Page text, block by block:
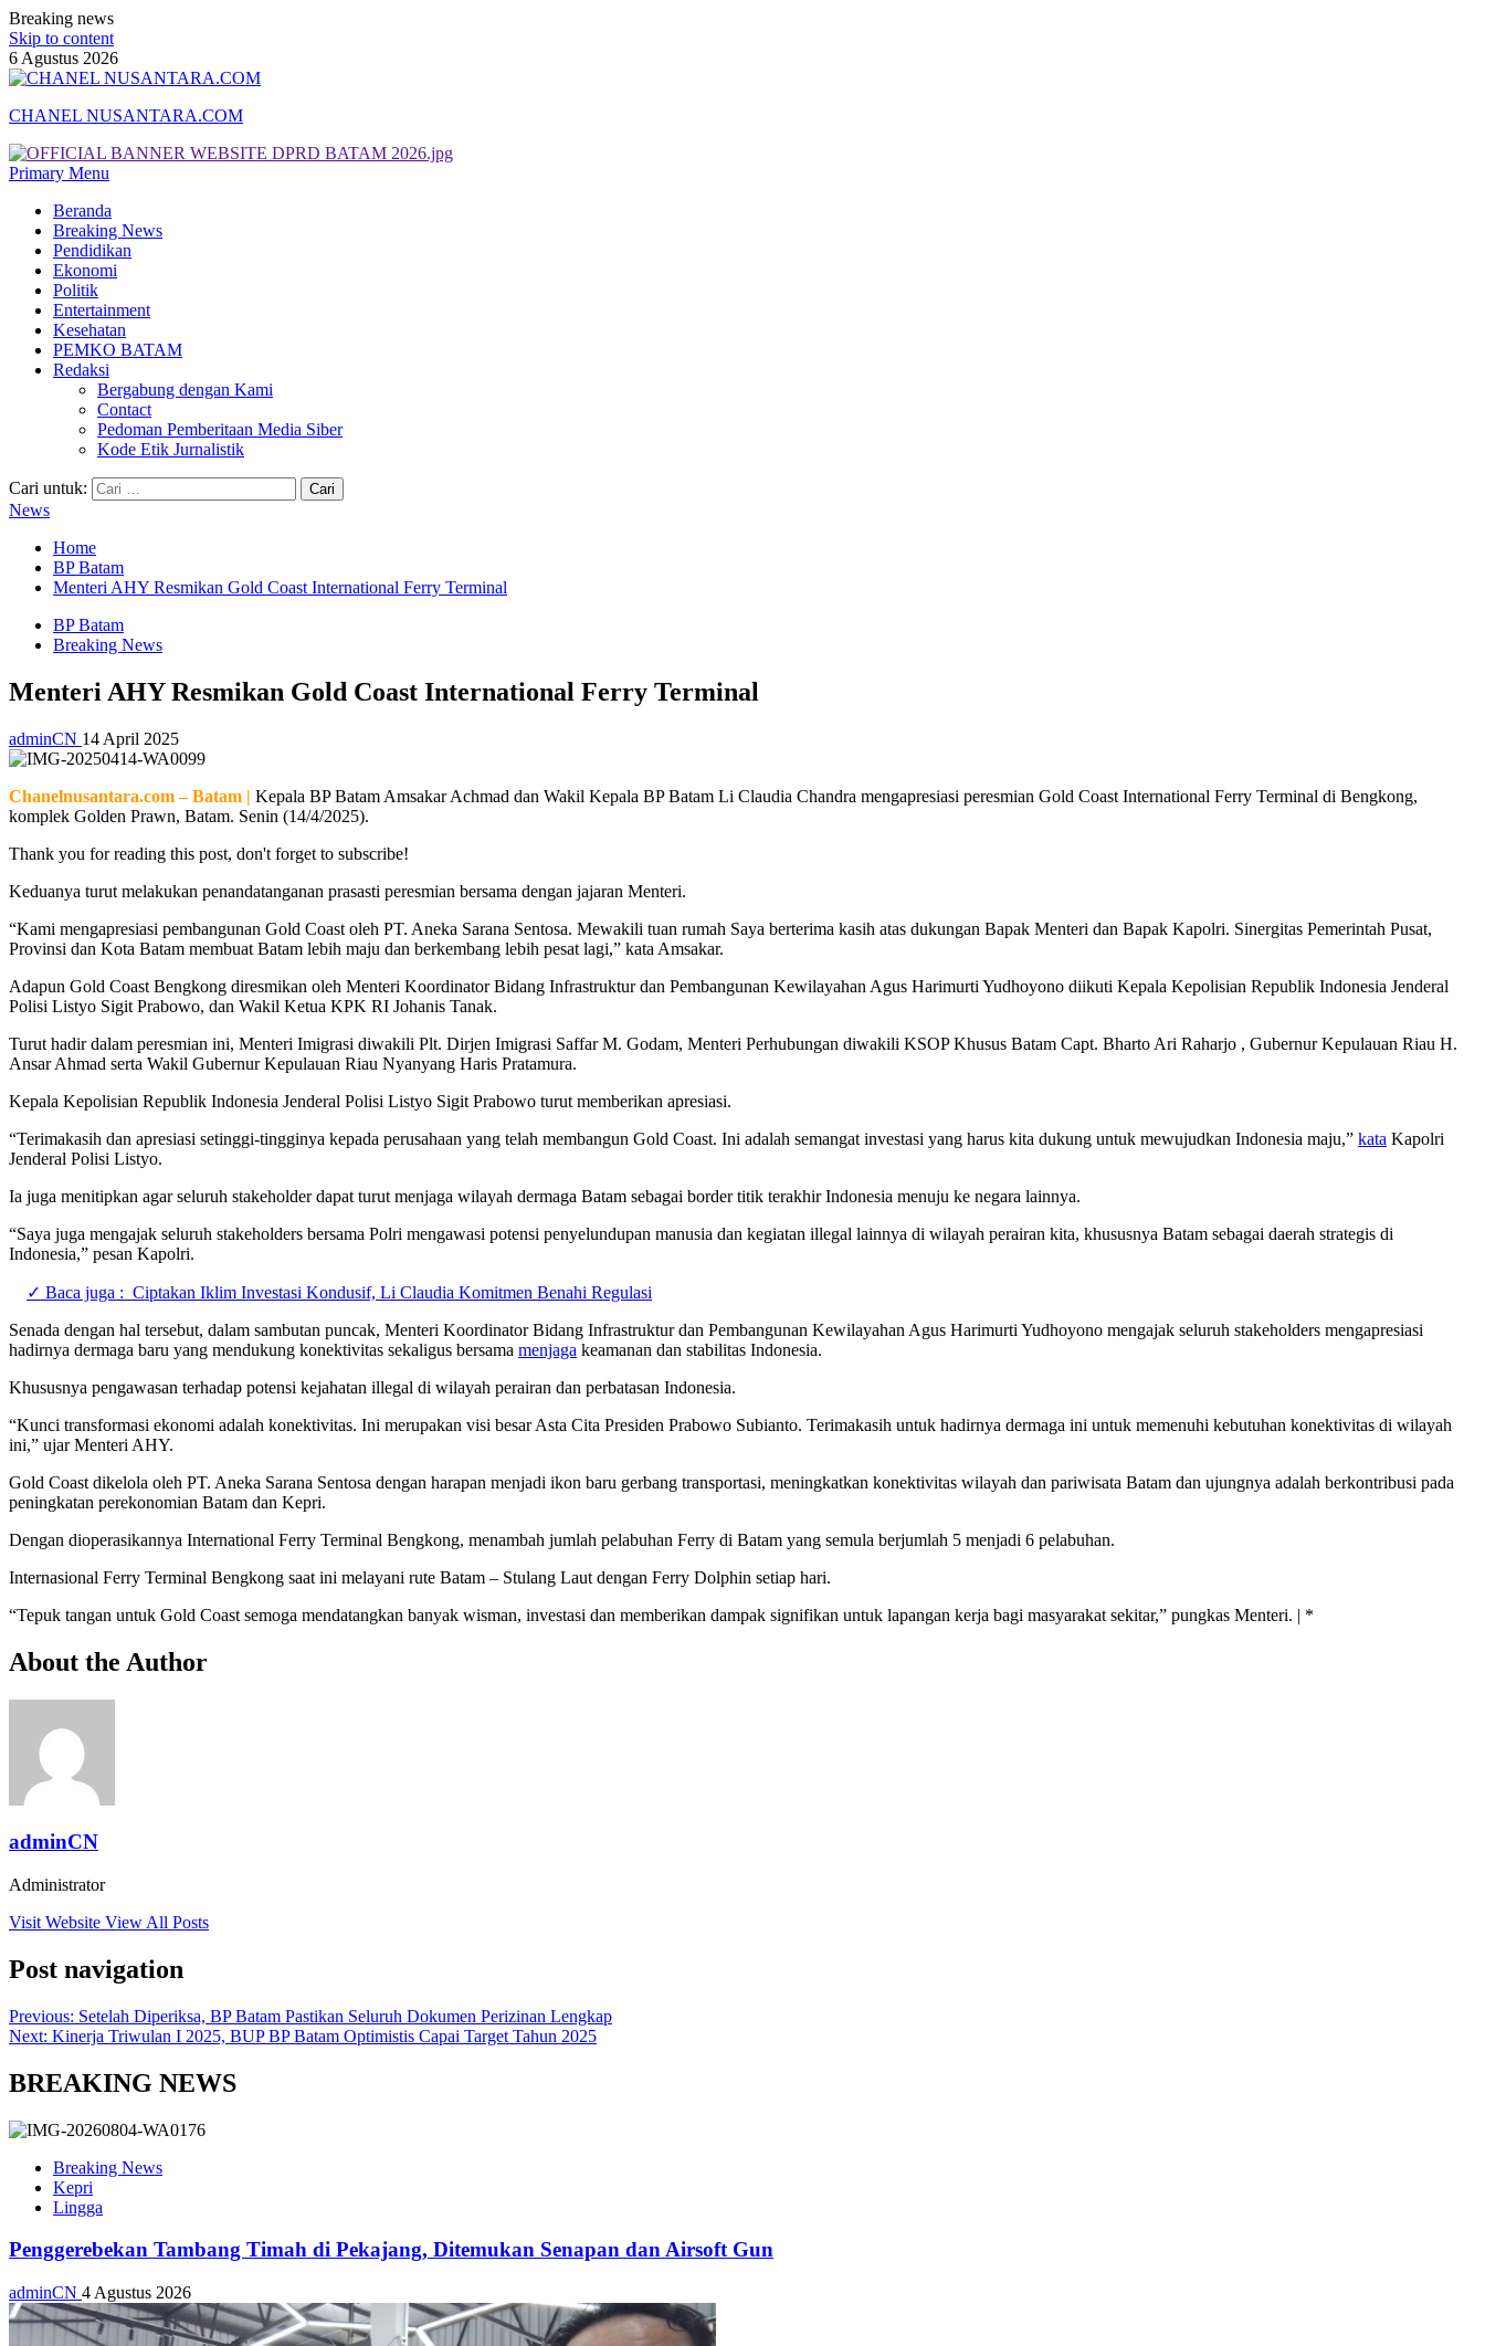
Breaking news
Skip to content
6 Agustus 2026
CHANEL NUSANTARA.COM
Primary Menu
Beranda
Breaking News
Pendidikan
Ekonomi
Politik
Entertainment
Kesehatan
PEMKO BATAM
Redaksi
Bergabung dengan Kami
Contact
Pedoman Pemberitaan Media Siber
Kode Etik Jurnalistik
Cari untuk:
News
Home
BP Batam
Menteri AHY Resmikan Gold Coast International Ferry Terminal
BP Batam
Breaking News
Menteri AHY Resmikan Gold Coast International Ferry Terminal
adminCN 14 April 2025
Chanelnusantara.com – Batam | Kepala BP Batam Amsakar Achmad dan Wakil Kepala BP Batam Li Claudia Chandra mengapresiasi peresmian Gold Coast International Ferry Terminal di Bengkong,
komplek Golden Prawn, Batam. Senin (14/4/2025).
Thank you for reading this post, don't forget to subscribe!
Keduanya turut melakukan penandatanganan prasasti peresmian bersama dengan jajaran Menteri.
“Kami mengapresiasi pembangunan Gold Coast oleh PT. Aneka Sarana Sentosa. Mewakili tuan rumah Saya berterima kasih atas dukungan Bapak Menteri dan Bapak Kapolri. Sinergitas Pemerintah Pusat,
Provinsi dan Kota Batam membuat Batam lebih maju dan berkembang lebih pesat lagi,” kata Amsakar.
Adapun Gold Coast Bengkong diresmikan oleh Menteri Koordinator Bidang Infrastruktur dan Pembangunan Kewilayahan Agus Harimurti Yudhoyono diikuti Kepala Kepolisian Republik Indonesia Jenderal
Polisi Listyo Sigit Prabowo, dan Wakil Ketua KPK RI Johanis Tanak.
Turut hadir dalam peresmian ini, Menteri Imigrasi diwakili Plt. Dirjen Imigrasi Saffar M. Godam, Menteri Perhubungan diwakili KSOP Khusus Batam Capt. Bharto Ari Raharjo , Gubernur Kepulauan Riau H.
Ansar Ahmad serta Wakil Gubernur Kepulauan Riau Nyanyang Haris Pratamura.
Kepala Kepolisian Republik Indonesia Jenderal Polisi Listyo Sigit Prabowo turut memberikan apresiasi.
“Terimakasih dan apresiasi setinggi-tingginya kepada perusahaan yang telah membangun Gold Coast. Ini adalah semangat investasi yang harus kita dukung untuk mewujudkan Indonesia maju,” kata Kapolri
Jenderal Polisi Listyo.
Ia juga menitipkan agar seluruh stakeholder dapat turut menjaga wilayah dermaga Batam sebagai border titik terakhir Indonesia menuju ke negara lainnya.
“Saya juga mengajak seluruh stakeholders bersama Polri mengawasi potensi penyelundupan manusia dan kegiatan illegal lainnya di wilayah perairan kita, khususnya Batam sebagai daerah strategis di
Indonesia,” pesan Kapolri.
✓ Baca juga : Ciptakan Iklim Investasi Kondusif, Li Claudia Komitmen Benahi Regulasi
Senada dengan hal tersebut, dalam sambutan puncak, Menteri Koordinator Bidang Infrastruktur dan Pembangunan Kewilayahan Agus Harimurti Yudhoyono mengajak seluruh stakeholders mengapresiasi
hadirnya dermaga baru yang mendukung konektivitas sekaligus bersama menjaga keamanan dan stabilitas Indonesia.
Khususnya pengawasan terhadap potensi kejahatan illegal di wilayah perairan dan perbatasan Indonesia.
“Kunci transformasi ekonomi adalah konektivitas. Ini merupakan visi besar Asta Cita Presiden Prabowo Subianto. Terimakasih untuk hadirnya dermaga ini untuk memenuhi kebutuhan konektivitas di wilayah
ini,” ujar Menteri AHY.
Gold Coast dikelola oleh PT. Aneka Sarana Sentosa dengan harapan menjadi ikon baru gerbang transportasi, meningkatkan konektivitas wilayah dan pariwisata Batam dan ujungnya adalah berkontribusi pada
peningkatan perekonomian Batam dan Kepri.
Dengan dioperasikannya International Ferry Terminal Bengkong, menambah jumlah pelabuhan Ferry di Batam yang semula berjumlah 5 menjadi 6 pelabuhan.
Internasional Ferry Terminal Bengkong saat ini melayani rute Batam – Stulang Laut dengan Ferry Dolphin setiap hari.
“Tepuk tangan untuk Gold Coast semoga mendatangkan banyak wisman, investasi dan memberikan dampak signifikan untuk lapangan kerja bagi masyarakat sekitar,” pungkas Menteri. | *
About the Author
adminCN
Administrator
Visit Website View All Posts
Post navigation
Previous: Setelah Diperiksa, BP Batam Pastikan Seluruh Dokumen Perizinan Lengkap
Next: Kinerja Triwulan I 2025, BUP BP Batam Optimistis Capai Target Tahun 2025
BREAKING NEWS
Breaking News
Kepri
Lingga
Penggerebekan Tambang Timah di Pekajang, Ditemukan Senapan dan Airsoft Gun
adminCN 4 Agustus 2026